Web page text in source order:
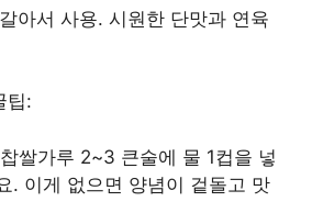
아서 사용. 시원한 단맛과 연육
팁:
쌀가루 2~3 큰술에 물 1컵을 넣
. 이게 없으면 양념이 겉돌고 맛